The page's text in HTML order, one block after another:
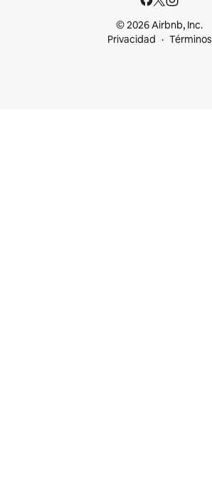
© 2026 Airbnb, Inc.
Privacidad
Términos